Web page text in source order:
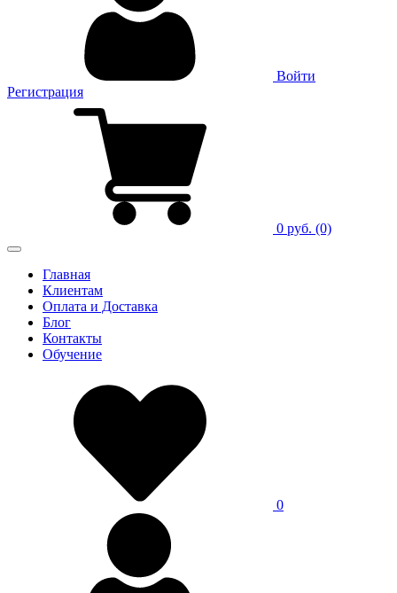
Войти
Регистрация
0 руб. (0)
Главная
Клиентам
Оплата и Доставка
Блог
Контакты
Обучение
0